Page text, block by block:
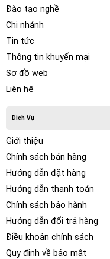
Đào tạo nghề
Chi nhánh
Tin tức
Thông tin khuyến mại
Sơ đồ web
Liên hệ
Dịch Vụ
Giới thiệu
Chính sách bán hàng
Hướng dẫn đặt hàng
Hướng dẫn thanh toán
Chính sách bảo hành
Hướng dẫn đổi trả hàng
Điều khoản chính sách
Quy định về bảo mật